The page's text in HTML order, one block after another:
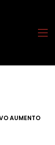
AUMENTO